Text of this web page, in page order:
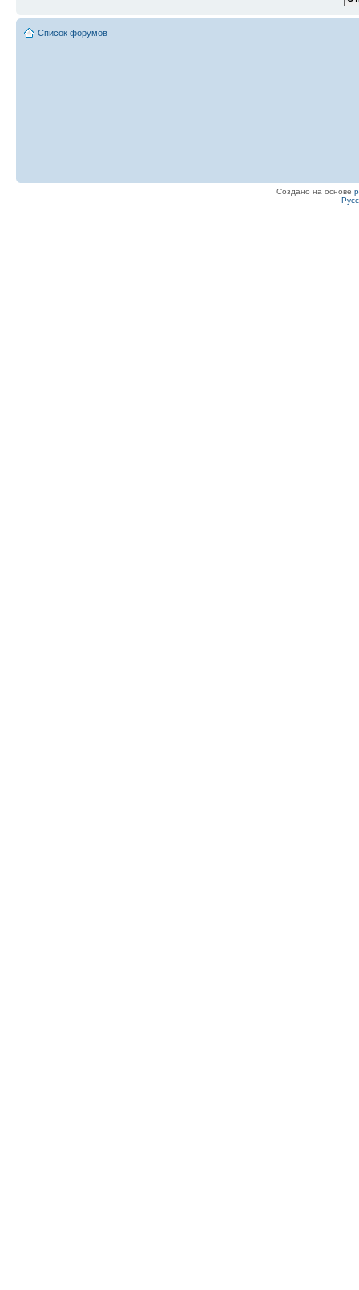
Список форумов
Создано на основе